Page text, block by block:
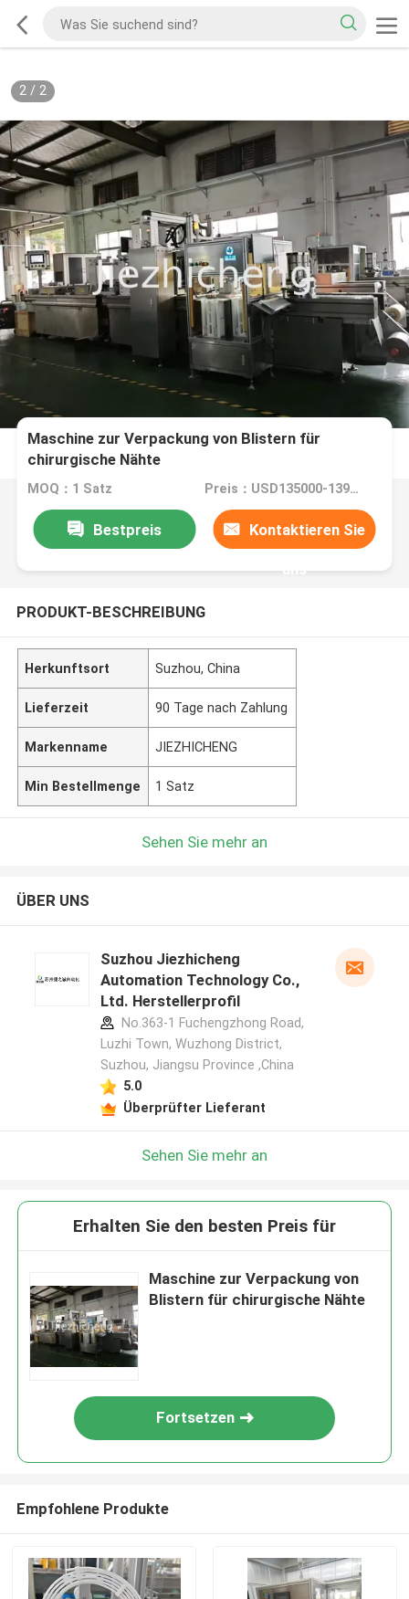
2/ 2
Maschine zur Verpackung von Blistern für
chirurgische Nähte
MOQ：1 Satz Preis：USD135000-139999 SET
Bestpreis Kontaktieren Sie
uns
PRODUKT-BESCHREIBUNG
Herkunftsort Suzhou, China
Lieferzeit 90 Tage nach Zahlung
Markenname JIEZHICHENG
Min Bestellmenge 1 Satz
Sehen Sie mehr an
ÜBER UNS
Suzhou Jiezhicheng
Automation Technology Co.,
Ltd. Herstellerprofil
No.363-1 Fuchengzhong Road,
Luzhi Town, Wuzhong District,
Suzhou, Jiangsu Province ,China
5.0
Überprüfter Lieferant
Sehen Sie mehr an
Erhalten Sie den besten Preis für
Maschine zur Verpackung von
Blistern für chirurgische Nähte
Fortsetzen
Empfohlene Produkte